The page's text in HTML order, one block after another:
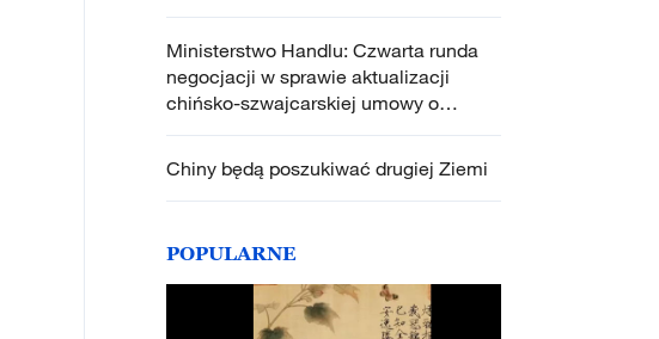
Ministerstwo Handlu: Czwarta runda
negocjacji w sprawie aktualizacji
chińsko-szwajcarskiej umowy o
wolnym handlu odbyła się w Szwajcarii
Chiny będą poszukiwać drugiej Ziemi
POPULARNE